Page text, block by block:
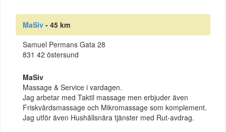
MaSiv - 45 km
Samuel Permans Gata 28
831 42 östersund
MaSiv
Massage & Service i vardagen.
Jag arbetar med Taktil massage men erbjuder även
Friskvårdsmassage och Mikromassage som komplement.
Jag utför även Hushållsnära tjänster med Rut-avdrag.